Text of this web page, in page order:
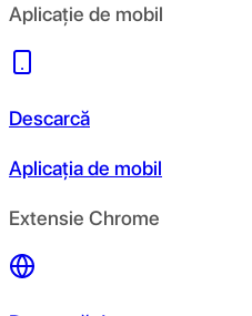
Aplicație de mobil
Descarcă
Aplicația de mobil
Extensie Chrome